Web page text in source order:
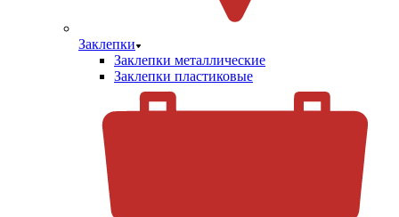
Заклепки
Заклепки металлические
Заклепки пластиковые